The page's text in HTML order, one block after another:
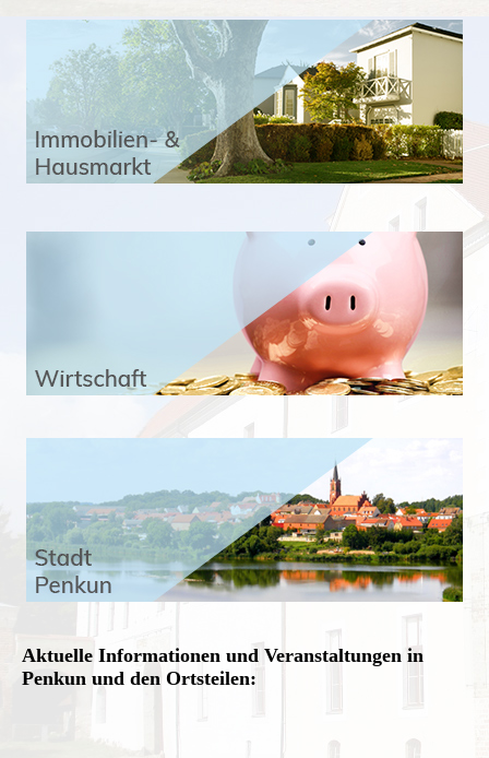
Aktuelle Informationen und Veranstaltungen in
Penkun und den Ortsteilen: